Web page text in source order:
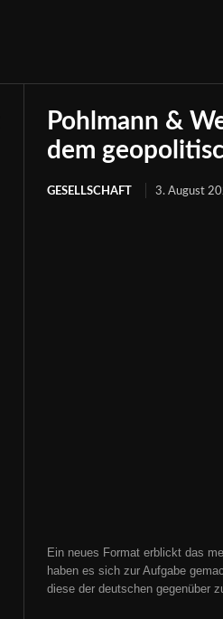
Pohlmann &
dem
GESELLSCHAFT 3. August
Ein neues Format erblickt das
haben es sich zur Aufgabe
diese der deutschen gegenüber